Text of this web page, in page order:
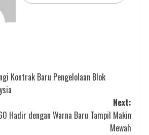
Kontrak Baru Pengelolaan Blok
Next:
Hadir dengan Warna Baru Tampil Makin
Mewah